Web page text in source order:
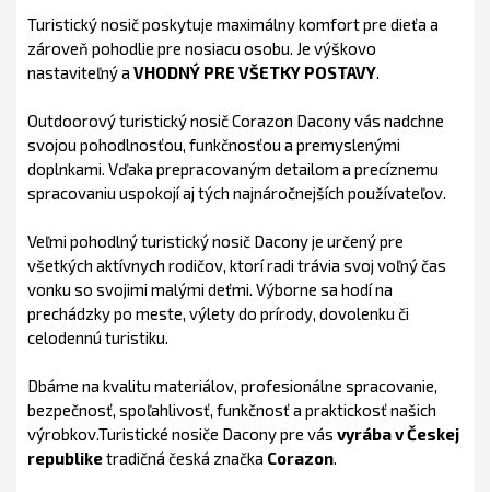
Turistický nosič poskytuje maximálny komfort pre dieťa a
zároveň pohodlie pre nosiacu osobu. Je výškovo
nastaviteľný a VHODNÝ PRE VŠETKY POSTAVY.
Outdoorový turistický nosič Corazon Dacony vás nadchne
svojou pohodlnosťou, funkčnosťou a premyslenými
doplnkami. Vďaka prepracovaným detailom a precíznemu
spracovaniu uspokojí aj tých najnáročnejších používateľov.
Veľmi pohodlný turistický nosič Dacony je určený pre
všetkých aktívnych rodičov, ktorí radi trávia svoj voľný čas
vonku so svojimi malými deťmi. Výborne sa hodí na
prechádzky po meste, výlety do prírody, dovolenku či
celodennú turistiku.
Dbáme na kvalitu materiálov, profesionálne spracovanie,
bezpečnosť, spoľahlivosť, funkčnosť a praktickosť našich
výrobkov.Turistické nosiče Dacony pre vás vyrába v Českej
republiketradičná česká značka Corazon.